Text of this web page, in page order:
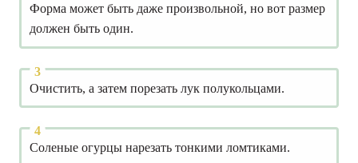
Форма может быть даже произвольной, но вот размер
должен быть один.
Очистить, а затем порезать лук полукольцами.
Соленые огурцы нарезать тонкими ломтиками.